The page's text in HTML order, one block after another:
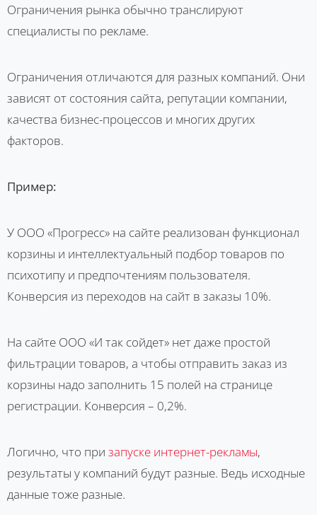
Ограничения рынка обычно транслируют
специалисты по рекламе.
Ограничения отличаются для разных компаний. Они
зависят от состояния сайта, репутации компании,
качества бизнес-процессов и многих других
факторов.
Пример:
У ООО «Прогресс» на сайте реализован функционал
корзины и интеллектуальный подбор товаров по
психотипу и предпочтениям пользователя.
Конверсия из переходов на сайт в заказы 10%.
На сайте ООО «И так сойдет» нет даже простой
фильтрации товаров, а чтобы отправить заказ из
корзины надо заполнить 15 полей на странице
регистрации. Конверсия – 0,2%.
Логично, что при запуске интернет-рекламы,
результаты у компаний будут разные. Ведь исходные
данные тоже разные.